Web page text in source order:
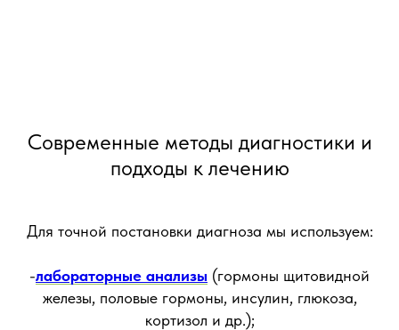
Современные методы диагностики и
подходы к лечению
Для точной постановки диагноза мы используем:
-лабораторные анализы (гормоны щитовидной
железы, половые гормоны, инсулин, глюкоза,
кортизол и др.);